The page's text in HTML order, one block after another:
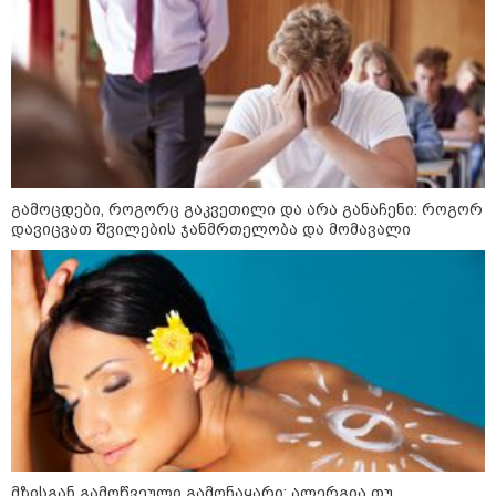
გამომდინარე, მართებულად
მიგვაჩნია, რომ ადამიანის
გასვენება ტაძრიდან არ მოხდეს,
ეს მგლოვიარეს ისეთი
სიყვარულითა უნდა ავუხსნათ,
რომ შფოთვა არ დაიბადოს" -
დედა სიდონია
16:02 / 03-08-2026
"15 წლის წინ ჩადენილი
დანაშაული, 5-ჯერ შეცვლილი
მოსამართლე, 4-ჯერ თავიდან
დაწყებული საქმე... მადლობა
პროკურატურას, მათ გარეშე ეს
შედეგი არ დადგებოდა" - ქეთა
ხარძიანი
კატეგორიის ყველა სიახლე
სასკოლო ფორმების ჩინეთიდან
საქართველოში მოწოდება სამ
ეტაპად მოხდება - ფორმების
გამოცდები, როგორც გაკვეთილი და არა განაჩენი: როგორ
დავიცვათ შვილების ჯანმრთელობა და მომავალი
მზისგან გამოწვეული გამონაყარი: ალერგია თუ